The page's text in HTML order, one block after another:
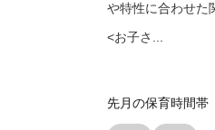
や特性に合わせた
<お子さ
先月の保育時間帯